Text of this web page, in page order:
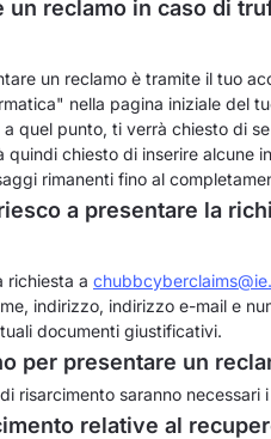
un reclamo in caso di
un reclamo è tramite il tuo
nella pagina iniziale del
quel punto, ti verrà chiesto di
quindi chiesto di inserire alcune
rimanenti fino al
a presentare la
richiesta a
indirizzo, indirizzo e-mail e
documenti giustificativi.
per presentare un
risarcimento saranno
relative al